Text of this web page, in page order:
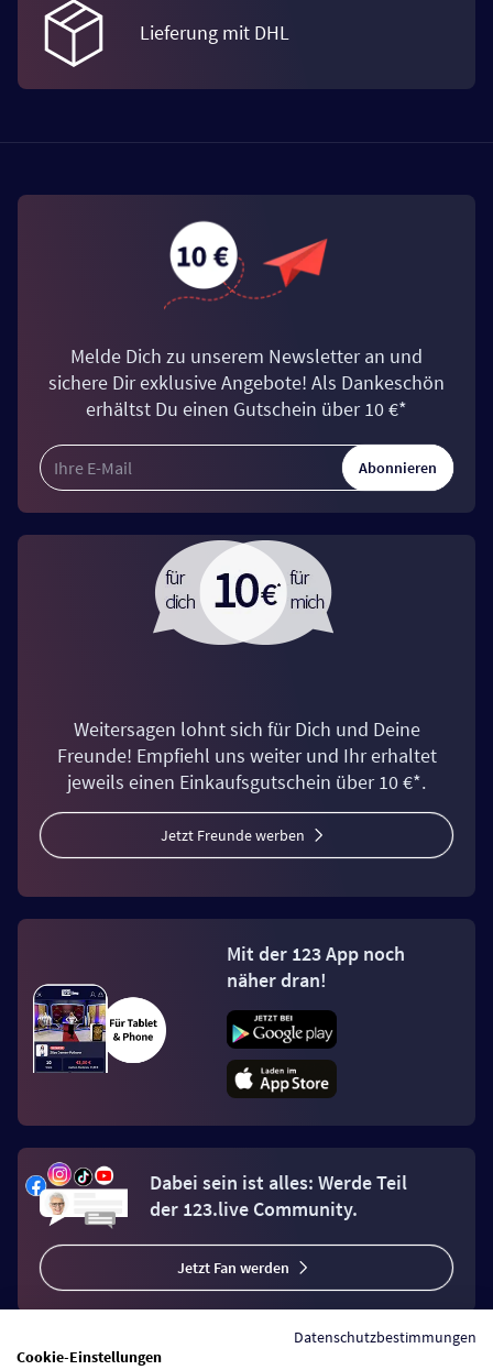
Lieferung mit DHL
Melde Dich zu unserem Newsletter an und
sichere Dir exklusive Angebote! Als Dankeschön
erhältst Du einen Gutschein über 10 €*
Abonnieren
Weitersagen lohnt sich für Dich und Deine
Freunde! Empfiehl uns weiter und Ihr erhaltet
jeweils einen Einkaufsgutschein über 10 €*.
Jetzt Freunde werben
Mit der 123 App noch
näher dran!
Dabei sein ist alles: Werde Teil
der 123.live Community.
Jetzt Fan werden
Datenschutzbestimmungen
Cookie-Einstellungen